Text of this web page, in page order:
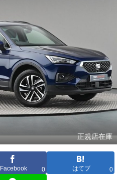
正規店在庫
Facebook 0 はてブ 0